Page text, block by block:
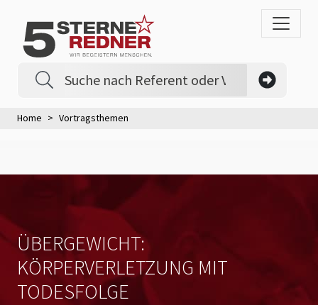
Home Vortragsthemen
ÜBERGEWICHT:
KÖRPERVERLETZUNG MIT
TODESFOLGE